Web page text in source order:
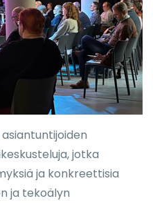
jotka
ja konkreettisia
ja tekoälyn